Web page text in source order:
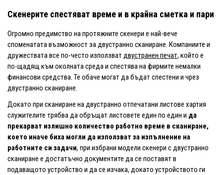
Скенерите спестяват време и в крайна сметка и пари
Огромно предимство на протяжните скенери е най-вече
споменатата възможност за двустранно сканиране. Компаниите и
дружествата все по-често използватдвустранен печат, който е
по-щадящ към околната среда и спестява на фирмите немалки
финансови средства. Те обаче могат да бъдат спестени и чрез
двустранно сканиране.
Докато при сканиране на двустранно отпечатани листове хартия
служителите трябва да обръщат листовете един по един и да
прекарват излишно количество работно време в сканиране,
което иначе биха могли да използват за изпълнение на
работните си задачи, при избрани модели скенери с двустранно
сканиране е достатъчно документите да се поставят в
подаващото устройство и да се изчака, докато устройството ги